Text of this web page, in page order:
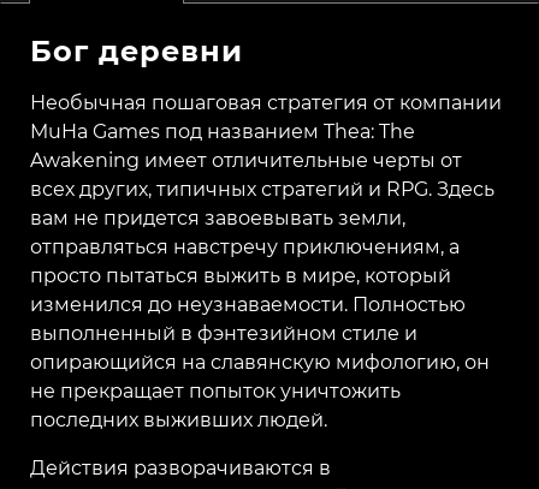
Бог деревни
Необычная пошаговая стратегия от компании
MuHa Games под названием Thea: The
Awakening имеет отличительные черты от
всех других, типичных стратегий и RPG. Здесь
вам не придется завоевывать земли,
отправляться навстречу приключениям, а
просто пытаться выжить в мире, который
изменился до неузнаваемости. Полностью
выполненный в фэнтезийном стиле и
опирающийся на славянскую мифологию, он
не прекращает попыток уничтожить
последних выживших людей.
Действия разворачиваются в